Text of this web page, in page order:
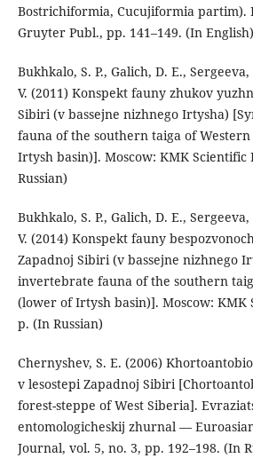
Bostrichiformia, Cucujiformia partim).
Gruyter Publ., pp. 141–149. (In English)
Bukhkalo, S. P., Galich, D. E.,
V. (2011) Konspekt fauny zhukov
Sibiri (v bassejne nizhnego Irtysha)
fauna of the southern taiga of
Irtysh basin)]. Moscow: KMK Scientific
Russian)
Bukhkalo, S. P., Galich, D. E.,
V. (2014) Konspekt fauny
Zapadnoj Sibiri (v bassejne nizhnego
invertebrate fauna of the southern
(lower of Irtysh basin)]. Moscow: KMK
p. (In Russian)
Chernyshev, S. E. (2006)
v lesostepi Zapadnoj Sibiri
forest-steppe of West Siberia].
entomologicheskij zhurnal —
Journal, vol. 5, no. 3, рр. 192–198. (In